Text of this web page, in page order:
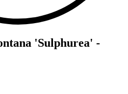
'Sulphurea' -